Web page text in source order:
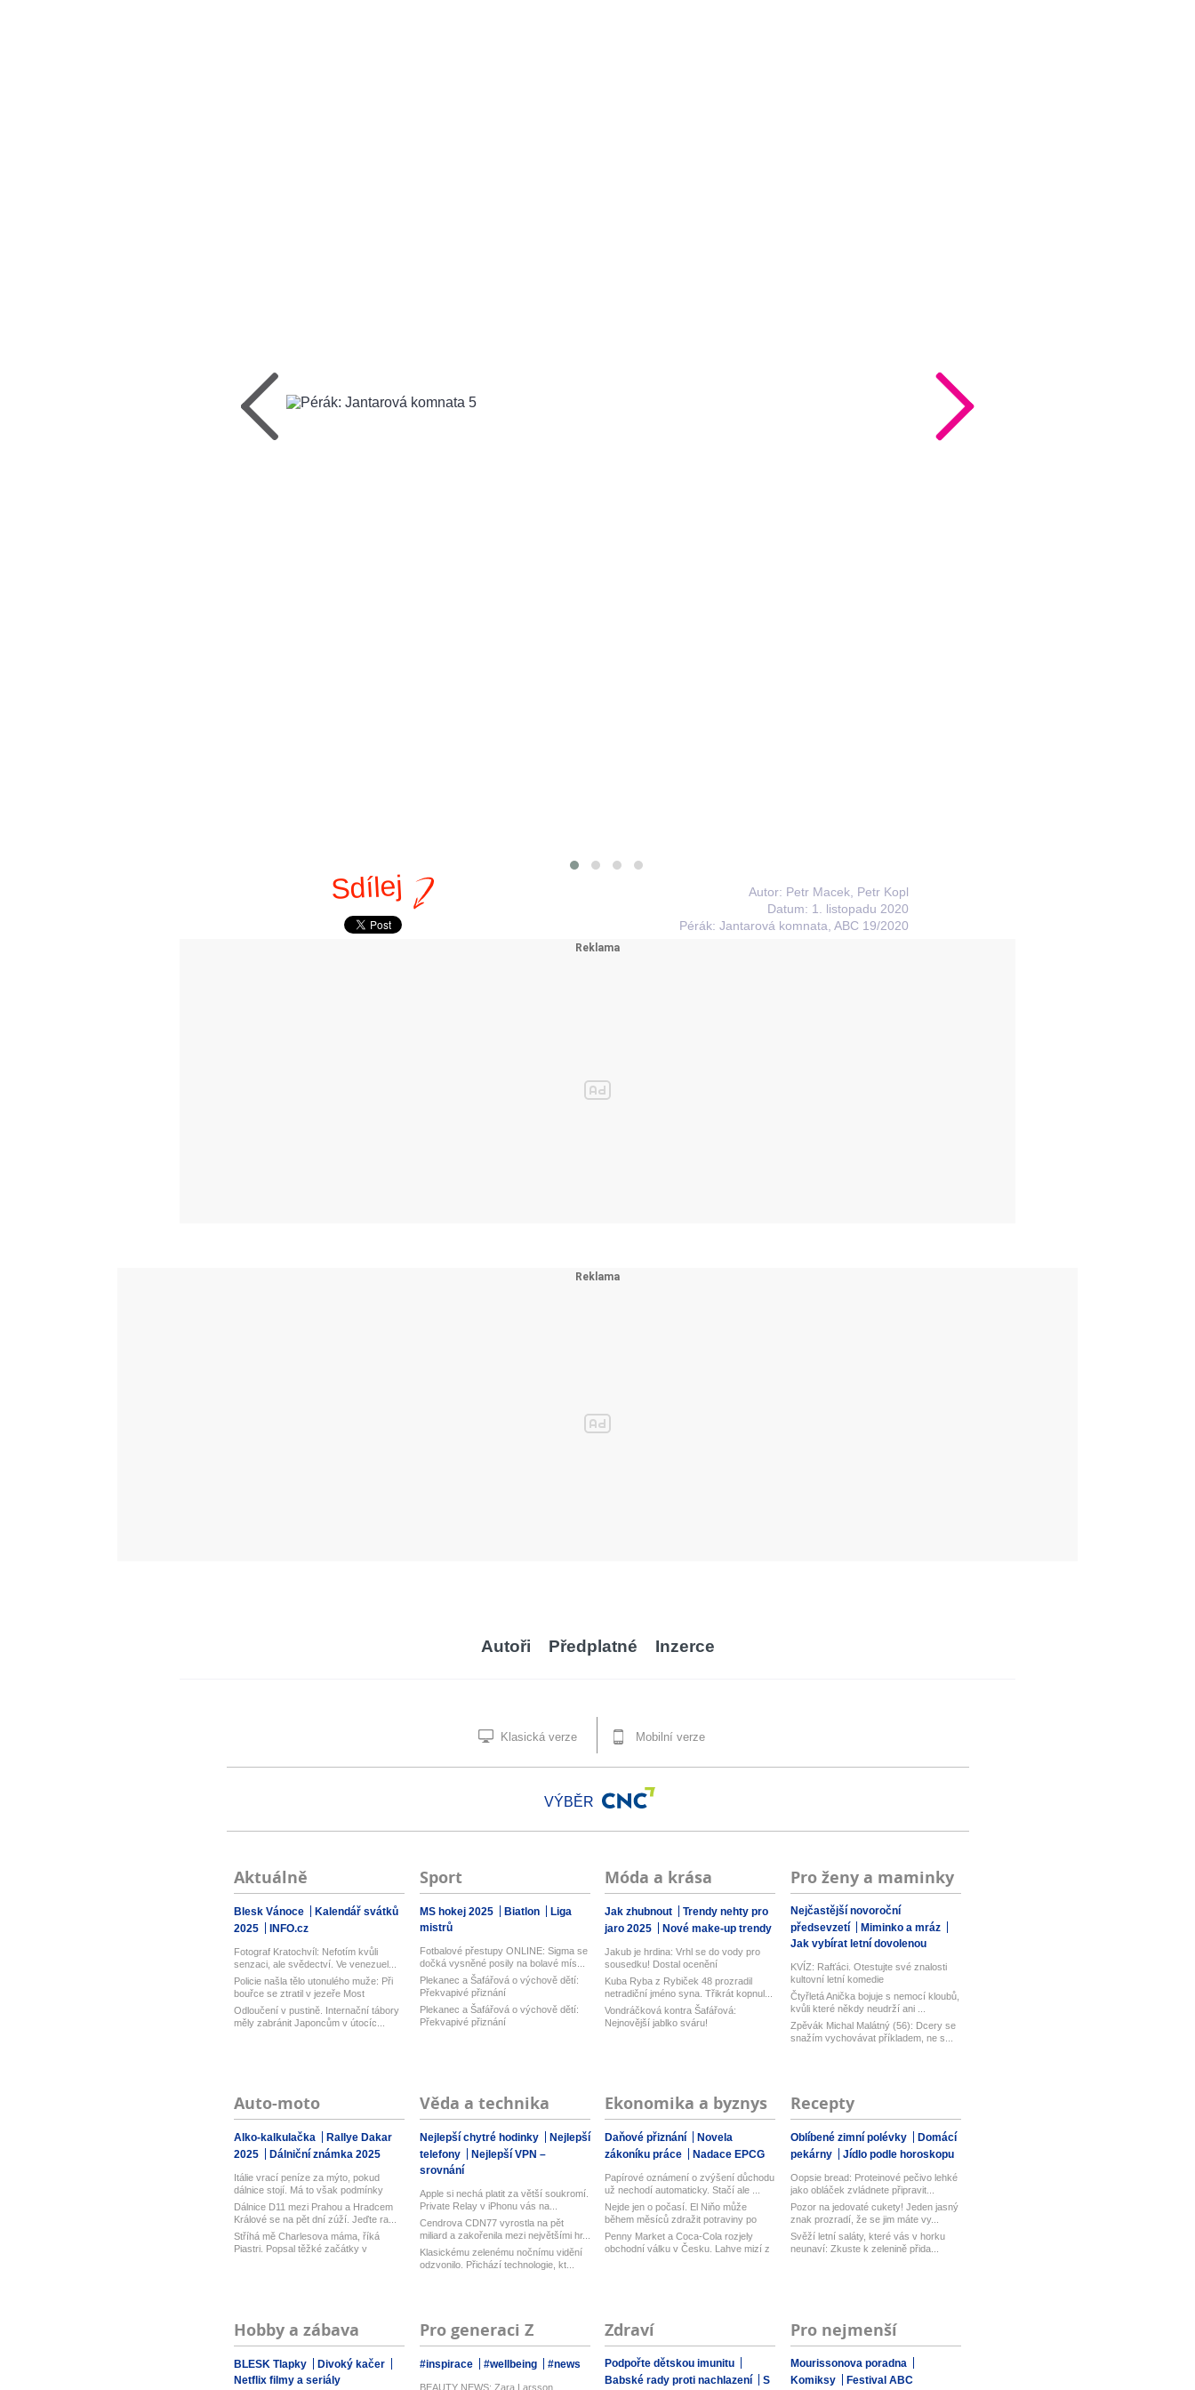
Sdílej
Autor: Petr Macek, Petr Kopl
Datum: 1. listopadu 2020
Pérák: Jantarová komnata, ABC 19/2020
Autoři Předplatné Inzerce
Klasická verze Mobilní verze
VÝBĚR
Aktuálně
Blesk Vánoce
Kalendář svátků
2025
INFO.cz
Fotograf Kratochvíl: Nefotím kvůli
senzaci, ale svědectví. Ve venezuel...
Policie našla tělo utonulého muže: Při
bouřce se ztratil v jezeře Most
Odloučení v pustině. Internační tábory
měly zabránit Japoncům v útocíc...
Sport
MS hokej 2025 Biatlon
Liga
mistrů
Fotbalové přestupy ONLINE: Sigma se
dočká vysněné posily na bolavé mís...
Plekanec a Šafářová o výchově dětí:
Překvapivé přiznání
Plekanec a Šafářová o výchově dětí:
Překvapivé přiznání
Móda a krása
Jak zhubnout
Trendy nehty pro
jaro 2025
Nové make-up trendy
Jakub je hrdina: Vrhl se do vody pro
sousedku! Dostal ocenění
Kuba Ryba z Rybiček 48 prozradil
netradiční jméno syna. Třikrát kopnul...
Vondráčková kontra Šafářová:
Nejnovější jablko sváru!
Pro ženy a maminky
Nejčastější novoroční
předsevzetí
Miminko a mráz
Jak vybírat letní dovolenou
KVÍZ: Rafťáci. Otestujte své znalosti
kultovní letní komedie
Čtyřletá Anička bojuje s nemocí kloubů,
kvůli které někdy neudrží ani ...
Zpěvák Michal Malátný (56): Dcery se
snažím vychovávat příkladem, ne s...
Auto-moto
Alko-kalkulačka
Rallye Dakar
2025
Dálniční známka 2025
Itálie vrací peníze za mýto, pokud
dálnice stojí. Má to však podmínky
Dálnice D11 mezi Prahou a Hradcem
Králové se na pět dní zúží. Jeďte ra...
Stříhá mě Charlesova máma, říká
Piastri. Popsal těžké začátky v
Věda a technika
Nejlepší chytré hodinky
Nejlepší
telefony
Nejlepší VPN –
srovnání
Apple si nechá platit za větší soukromí.
Private Relay v iPhonu vás na...
Cendrova CDN77 vyrostla na pět
miliard a zakořenila mezi největšími hr...
Klasickému zelenému nočnímu vidění
odzvonilo. Přichází technologie, kt...
Ekonomika a byznys
Daňové přiznání
Novela
zákoníku práce
Nadace EPCG
Papírové oznámení o zvýšení důchodu
už nechodí automaticky. Stačí ale ...
Nejde jen o počasí. El Niňo může
během měsíců zdražit potraviny po
cel...
Penny Market a Coca-Cola rozjely
obchodní válku v Česku. Lahve mizí z
Recepty
Oblíbené zimní polévky
Domácí
pekárny
Jídlo podle horoskopu
Oopsie bread: Proteinové pečivo lehké
jako obláček zvládnete připravit...
Pozor na jedovaté cukety! Jeden jasný
znak prozradí, že se jim máte vy...
Svěží letní saláty, které vás v horku
neunaví: Zkuste k zelenině přida...
Hobby a zábava
BLESK Tlapky
Divoký kačer
Netflix filmy a seriály
Pro generaci Z
#inspirace #wellbeing #news
BEAUTY NEWS: Zara Larsson
Zdraví
Podpořte dětskou imunitu
Babské rady proti nachlazení
S
Pro nejmenší
Mourissonova poradna
Komiksy
Festival ABC